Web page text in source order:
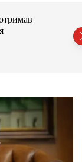
ь
р
е
и
м
у